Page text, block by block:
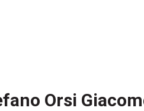
Orsi